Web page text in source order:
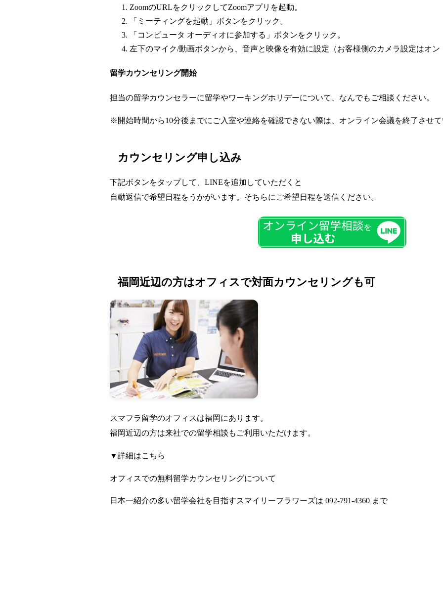
ZoomのURLをクリックしてZoomアプリを起動。
「ミーティングを起動」ボタンをクリック。
「コンピュータ オーディオに参加する」ボタンをクリック。
左下のマイク/動画ボタンから、音声と映像を有効に設定（お客様側のカメラ設定はオ
留学カウンセリング開始
担当の留学カウンセラーに留学やワーキングホリデーについて、なんでもご相談ください。
※開始時間から10分後までにご入室や連絡を確認できない際は、オンライン会議を終了させ
カウンセリング申し込み
下記ボタンをタップして、LINEを追加していただくと
自動返信で希望日程をうかがいます。そちらにご希望日程を送信ください。
福岡近辺の方はオフィスで対面カウンセリングも可
スマフラ留学のオフィスは福岡にあります。
福岡近辺の方は来社での留学相談もご利用いただけます。
▼詳細はこちら
オフィスでの無料留学カウンセリングについて
日本一紹介の多い留学会社を目指すスマイリーフラワーズは 092-791-4360 まで